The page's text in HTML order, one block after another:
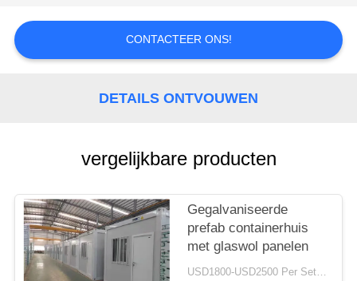
FOUTENOPLOSSING
SITEMAP
PRIVACY
POLICY
CONTACTEER ONS!
DETAILS ONTVOUWEN
vergelijkbare producten
Gegalvaniseerde
prefab containerhuis
met glaswol panelen
USD1800-USD2500 Per Set MOQ:1 reeks